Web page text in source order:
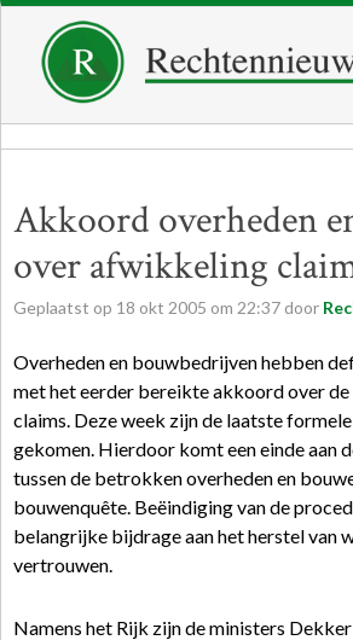
Akkoord overheden
over afwikkeling
Geplaatst op 18 okt 2005 om 22:37 door
Overheden en bouwbedrijven hebben
met het eerder bereikte akkoord over
claims. Deze week zijn de laatste
gekomen. Hierdoor komt een einde aan
tussen de betrokken overheden en
bouwenquête. Beëindiging van de
belangrijke bijdrage aan het herstel van
vertrouwen.
Namens het Rijk zijn de ministers